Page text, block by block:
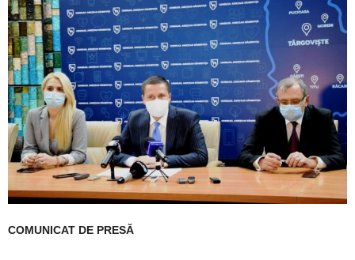
COMUNICAT DE PRESĂ